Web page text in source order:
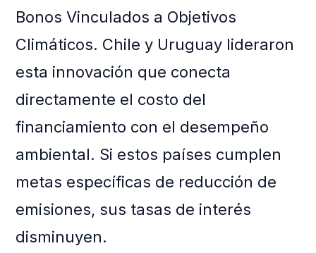
Bonos Vinculados a Objetivos
Climáticos. Chile y Uruguay lideraron
esta innovación que conecta
directamente el costo del
financiamiento con el desempeño
ambiental. Si estos países cumplen
metas específicas de reducción de
emisiones, sus tasas de interés
disminuyen.